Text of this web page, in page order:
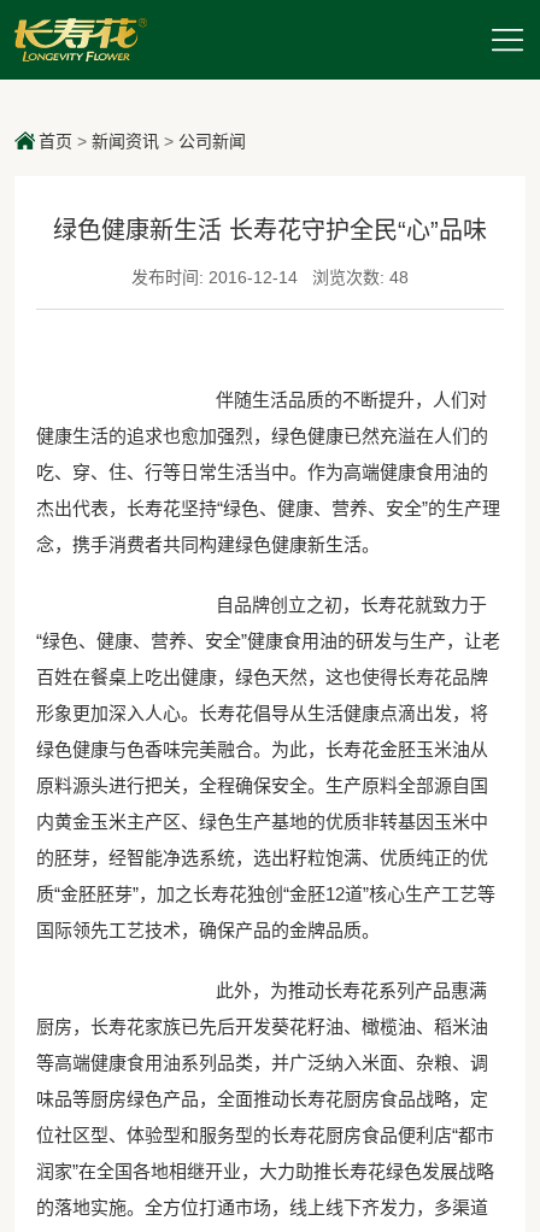
首页 > 新闻资讯> 公司新闻
绿色健康新生活 长寿花守护全民“心”品味
发布时间: 2016-12-14 浏览次数: 48
伴随生活品质的不断提升，人们对
健康生活的追求也愈加强烈，绿色健康已然充溢在人们的
吃、穿、住、行等日常生活当中。作为高端健康食用油的
杰出代表，长寿花坚持“绿色、健康、营养、安全”的生产理
念，携手消费者共同构建绿色健康新生活。
自品牌创立之初，长寿花就致力于
“绿色、健康、营养、安全”健康食用油的研发与生产，让老
百姓在餐桌上吃出健康，绿色天然，这也使得长寿花品牌
形象更加深入人心。长寿花倡导从生活健康点滴出发，将
绿色健康与色香味完美融合。为此，长寿花金胚玉米油从
原料源头进行把关，全程确保安全。生产原料全部源自国
内黄金玉米主产区、绿色生产基地的优质非转基因玉米中
的胚芽，经智能净选系统，选出籽粒饱满、优质纯正的优
质“金胚胚芽”，加之长寿花独创“金胚12道”核心生产工艺等
国际领先工艺技术，确保产品的金牌品质。
此外，为推动长寿花系列产品惠满
厨房，长寿花家族已先后开发葵花籽油、橄榄油、稻米油
等高端健康食用油系列品类，并广泛纳入米面、杂粮、调
味品等厨房绿色产品，全面推动长寿花厨房食品战略，定
位社区型、体验型和服务型的长寿花厨房食品便利店“都市
润家”在全国各地相继开业，大力助推长寿花绿色发展战略
的落地实施。全方位打通市场，线上线下齐发力，多渠道